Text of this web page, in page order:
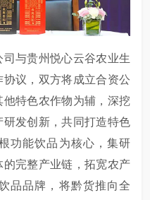
与贵州悦心云谷农业生
议，双方将成立合资公
特色农作物为辅，深挖
发创新，共同打造特色
功能饮品为核心，集研
完整产业链，拓宽农产
品品牌，将黔货推向全